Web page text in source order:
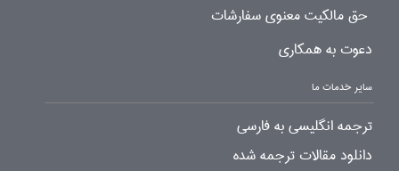
حق مالکیت معنوی سفارشات
دعوت به همکاری
سایر خدمات ما
ترجمه انگلیسی به فارسی
دانلود مقالات ترجمه شده